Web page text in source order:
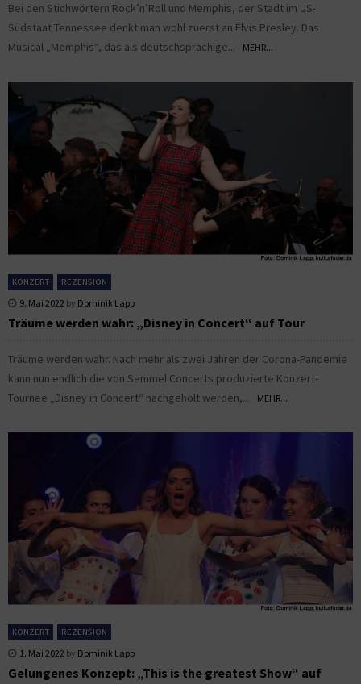
Bei den Stichwörtern Rock’n’Roll und Memphis, der Stadt im US-
Südstaat Tennessee denkt man wohl zuerst an Elvis Presley. Das
Musical „Memphis“, das als deutschsprachige...
MEHR...
KONZERT REZENSION
9. Mai 2022 by Dominik Lapp
Träume werden wahr: „Disney in Concert“ auf Tour
Träume werden wahr. Nach mehr als zwei Jahren der Corona-Pandemie
kann nun endlich die von Semmel Concerts produzierte Konzert-
Tournee „Disney in Concert“ nachgeholt werden,...
MEHR...
KONZERT REZENSION
1. Mai 2022 by Dominik Lapp
Gelungenes Konzept: „This is the greatest Show“ auf